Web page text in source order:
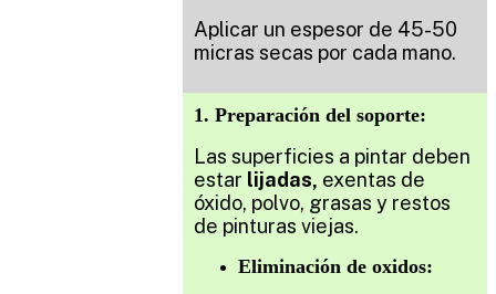
Aplicar un espesor de 45-50
micras secas por cada mano.
1. Preparación del soporte:
Las superficies a pintar deben
estar lijadas, exentas de
óxido, polvo, grasas y restos
de pinturas viejas.
Eliminación de oxidos: